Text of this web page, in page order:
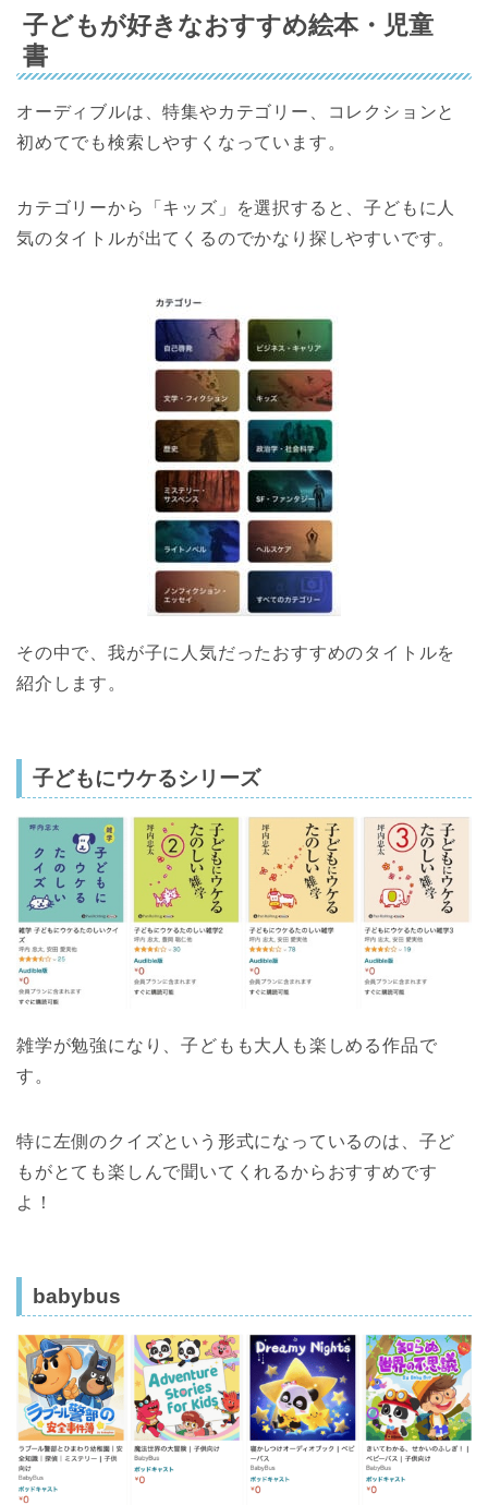
子どもが好きなおすすめ絵本・児童
書
オーディブルは、特集やカテゴリー、コレクションと
初めてでも検索しやすくなっています。
カテゴリーから「キッズ」を選択すると、子どもに人
気のタイトルが出てくるのでかなり探しやすいです。
その中で、我が子に人気だったおすすめのタイトルを
紹介します。
子どもにウケるシリーズ
雑学が勉強になり、子どもも大人も楽しめる作品で
す。
特に左側のクイズという形式になっているのは、子ど
もがとても楽しんで聞いてくれるからおすすめです
よ！
babybus